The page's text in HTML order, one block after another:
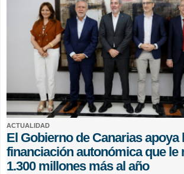
ACTUALIDAD
El Gobierno de Canarias apoya
financiación autonómica que le
1.300 millones más al año